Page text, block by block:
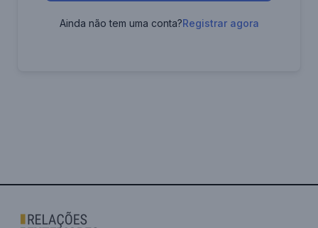
Ainda não tem uma conta?Registrar agora